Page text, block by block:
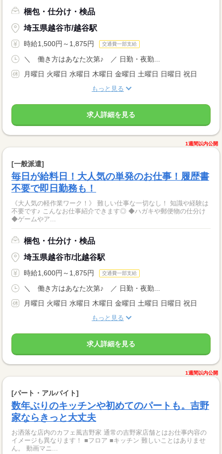
梱包・仕分け・検品
埼玉県越谷市/越谷駅
時給1,500円～1,875円 交通費一部支給
＼ 働き方はあなた次第♪ ／ 日勤・夜勤...
月曜日 火曜日 水曜日 木曜日 金曜日 土曜日 日曜日 祝日
もっと見る
求人詳細を見る
1週間以内公開
[一般派遣]
毎日が給料日！大人気の単発のお仕事！履歴書
不要で即日勤務も！
《大人気の軽作業ワーク！》 難しい仕事な一切なし！ 知識や経験は
不要です♪ こんなお仕事紹介できます◎ ◆ハガキや郵便物の仕分け
◆ゲームやア...
梱包・仕分け・検品
埼玉県越谷市/北越谷駅
時給1,600円～1,875円 交通費一部支給
＼ 働き方はあなた次第♪ ／ 日勤・夜勤...
月曜日 火曜日 水曜日 木曜日 金曜日 土曜日 日曜日 祝日
もっと見る
求人詳細を見る
1週間以内公開
[パート・アルバイト]
数年ぶりのキッチンや初めてのパートも。吉野
家ならきっと大丈夫
お洒落な店内のカフェ風吉野家 通常の吉野家店舗とはお仕事内容の
イメージも異なります！ ■フロア ■キッチン 難しいことはありませ
ん。 動画マニ...